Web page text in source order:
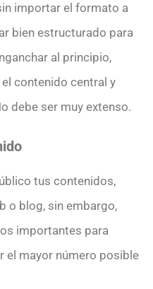
importar el formato a
bien estructurado para
al principio,
contenido central y
debe ser muy extenso.
tus contenidos,
o blog, sin embargo,
importantes para
el mayor número posible